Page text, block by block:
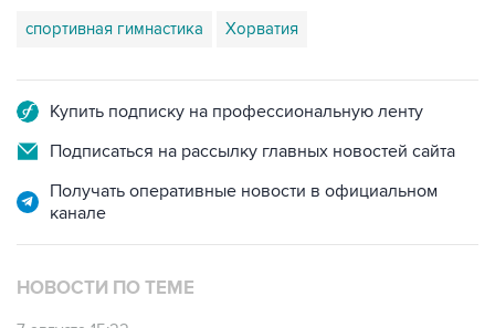
спортивная гимнастика Хорватия
Купить подписку на профессиональную ленту
Подписаться на рассылку главных новостей сайта
Получать оперативные новости в официальном
канале
НОВОСТИ ПО ТЕМЕ